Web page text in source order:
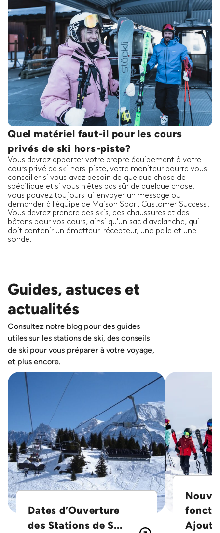
Quel matériel faut-il pour les cours
privés de ski hors-piste?
Vous devrez apporter votre propre équipement à votre
cours privé de ski hors-piste, votre moniteur pourra vous
conseiller si vous avez besoin de quelque chose de
spécifique et si vous n'êtes pas sûr de quelque chose,
vous pouvez toujours lui envoyer un message ou
demander à l'équipe de Maison Sport Customer Success.
Vous devrez prendre des skis, des chaussures et des
bâtons pour vos cours, ainsi qu'un sac d'avalanche, qui
doit contenir un émetteur-récepteur, une pelle et une
sonde.
Guides, astuces et
actualités
Consultez notre blog pour des guides
utiles sur les stations de ski, des conseils
de ski pour vous préparer à votre voyage,
et plus encore.
Dates d’Ouverture
des Stations de S...